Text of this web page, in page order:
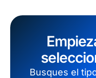
Busques el